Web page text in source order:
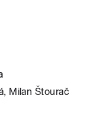
Milan Štourač